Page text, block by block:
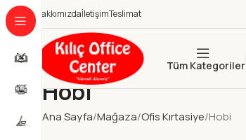
HakkımızdaİletişimTeslimat
Tüm Kategoriler
Hobi
Ana Sayfa Mağaza Ofis Kırtasiye Hobi